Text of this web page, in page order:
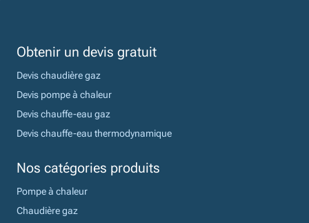
Obtenir un devis gratuit
Devis chaudière gaz
Devis pompe à chaleur
Devis chauffe-eau gaz
Devis chauffe-eau thermodynamique
Nos catégories produits
Pompe à chaleur
Chaudière gaz